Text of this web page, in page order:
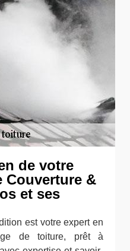
de votre
Couverture &
et ses
est votre expert en
de toiture, prêt à